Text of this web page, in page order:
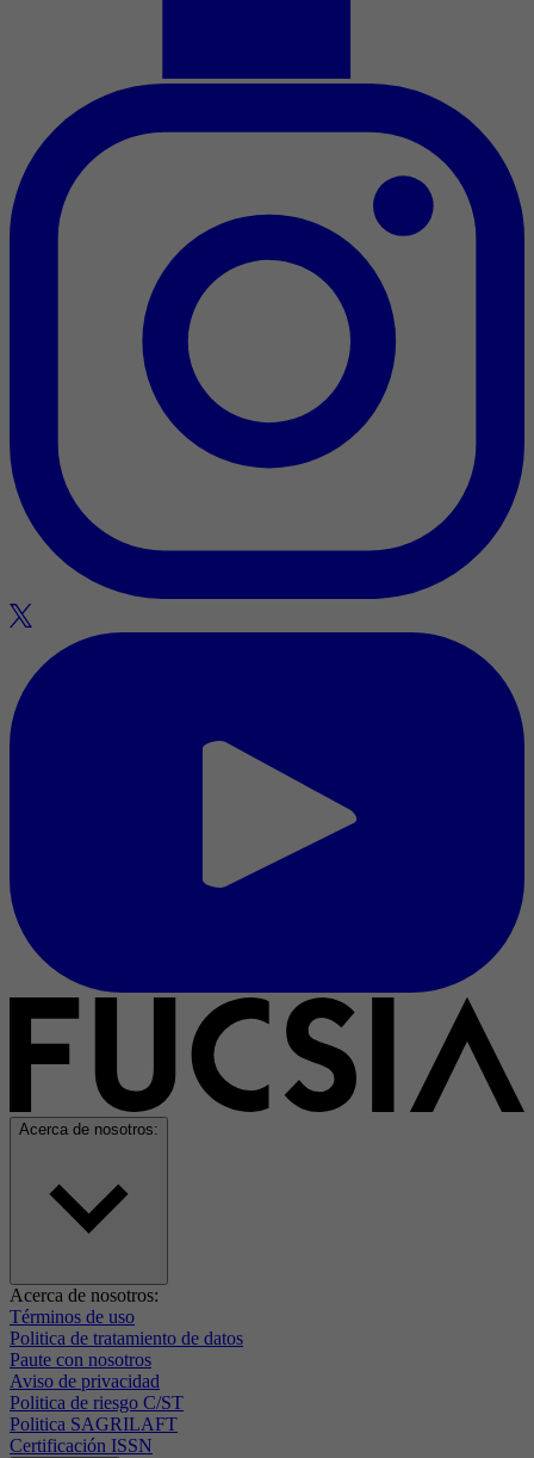
Acerca de nosotros:
Acerca de nosotros:
Términos de uso
Politica de tratamiento de datos
Paute con nosotros
Aviso de privacidad
Politica de riesgo C/ST
Politica SAGRILAFT
Certificación ISSN